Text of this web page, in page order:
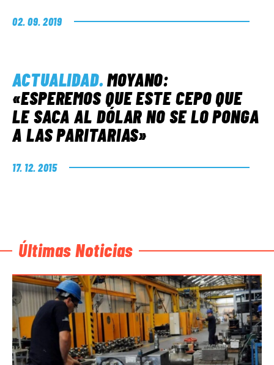
02. 09. 2019
ACTUALIDAD.MOYANO:
«ESPEREMOS QUE ESTE CEPO QUE
LE SACA AL DÓLAR NO SE LO PONGA
A LAS PARITARIAS»
17. 12. 2015
Últimas Noticias